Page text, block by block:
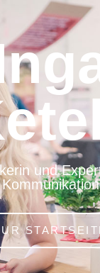
und
Kommunikation